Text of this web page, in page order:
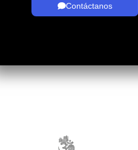
Contáctanos